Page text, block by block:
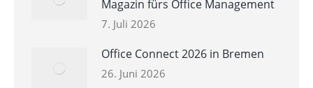
Magazin fürs Office Management
7. Juli 2026
Office Connect 2026 in Bremen
26. Juni 2026